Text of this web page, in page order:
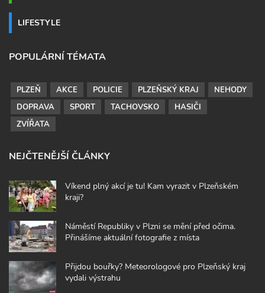
LIFESTYLE
POPULÁRNÍ TÉMATA
PLZEŇ AKCE POLICIE PLZEŇSKÝ KRAJ
NEHODY
DOPRAVA
SPORT TACHOVSKO
HASIČI
ZVÍŘATA
NEJČTENĚJŠÍ ČLÁNKY
Víkend plný akcí je tu! Kam vyrazit v Plzeňském
kraji?
Náměstí Republiky v Plzni se mění před očima.
Přinášíme aktuální fotografie z místa
Přijdou bouřky? Meteorologové pro Plzeňský kraj
vydali výstrahu